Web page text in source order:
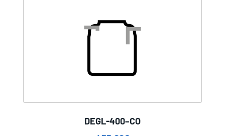
DEGL-400–CO